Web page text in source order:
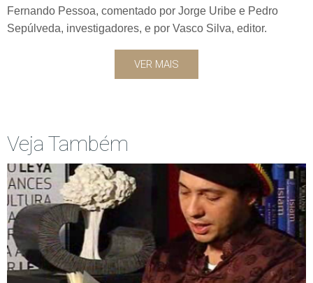
Fernando Pessoa, comentado por Jorge Uribe e Pedro
Sepúlveda, investigadores, e por Vasco Silva, editor.
VER MAIS
Veja Também